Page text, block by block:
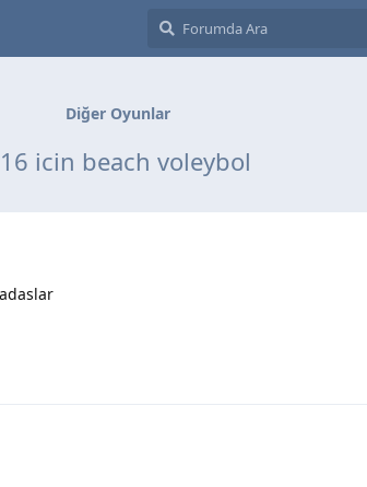
Diğer Oyunlar
icin beach voleybol